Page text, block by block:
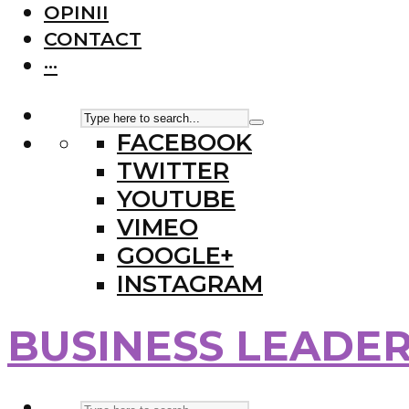
OPINII
CONTACT
···
FACEBOOK
TWITTER
YOUTUBE
VIMEO
GOOGLE+
INSTAGRAM
BUSINESS